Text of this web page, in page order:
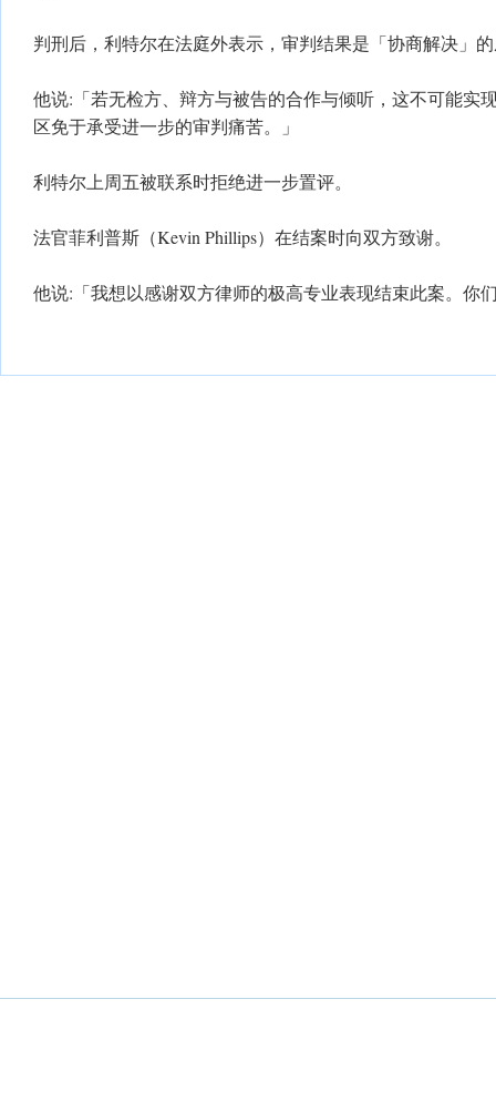
判刑后，利特尔在法庭外表示，审判结果是「协商解决」
他说:「若无检方、辩方与被告的合作与倾听，这不可能实
区免于承受进一步的审判痛苦。」
利特尔上周五被联系时拒绝进一步置评。
法官菲利普斯（Kevin Phillips）在结案时向双方致谢。
他说:「我想以感谢双方律师的极高专业表现结束此案。你